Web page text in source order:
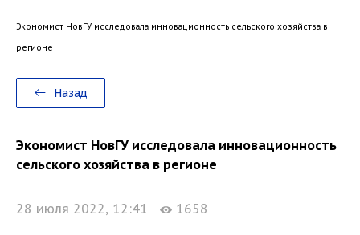
Экономист НовГУ исследовала инновационность сельского хозяйства в
регионе
Назад
Экономист НовГУ исследовала инновационность
сельского хозяйства в регионе
28 июля 2022, 12:41 1658